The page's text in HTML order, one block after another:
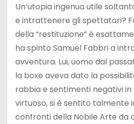
Un’utopia ingenua utile
e intrattenere gli spettatori?
della “restituzione” è
ha spinto Samuel Fabbri a
avventura. Lui, uomo dal
la boxe aveva dato la
rabbia e sentimenti negativi
virtuoso, si è sentito talmente
confronti della Nobile Arte da